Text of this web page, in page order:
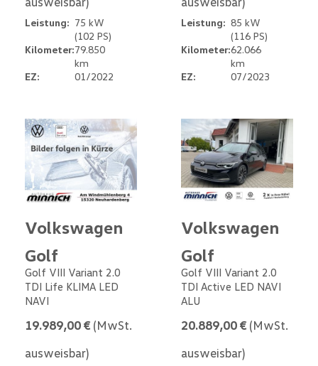
Leistung: 75 kW
(102 PS)
Kilometer:79.850
km
EZ:
01/2022
Leistung: 85 kW
(116 PS)
Kilometer:62.066
km
EZ:
07/2023
Volkswagen
Golf
Golf VIII Variant 2.0
TDI Life KLIMA LED
NAVI
19.989,00 € (MwSt.
ausweisbar)
Volkswagen
Golf
Golf VIII Variant 2.0
TDI Active LED NAVI
ALU
20.889,00 € (MwSt.
ausweisbar)